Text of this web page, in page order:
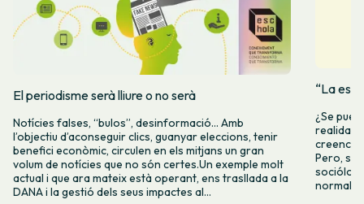
El periodisme serà lliure o no serà
Notícies falses, “bulos”, desinformació… Amb
l’objectiu d’aconseguir clics, guanyar eleccions, tenir
benefici econòmic, circulen en els mitjans un gran
volum de notícies que no són certes.Un exemple molt
actual i que ara mateix està operant, ens trasllada a la
DANA i la gestió dels seus impactes al...
“La
¿Se
realidad
creencia
Pero,